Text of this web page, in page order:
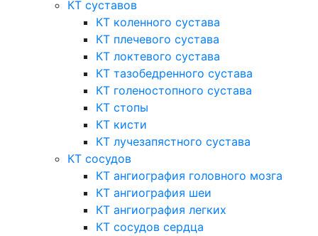
КТ суставов
КТ коленного сустава
КТ плечевого сустава
КТ локтевого сустава
КТ тазобедренного сустава
КТ голеностопного сустава
КТ стопы
КТ кисти
КТ лучезапястного сустава
КТ сосудов
КТ ангиография головного мозга
КТ ангиография шеи
КТ ангиография легких
КТ сосудов сердца